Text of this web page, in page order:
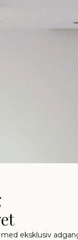
eksklusiv